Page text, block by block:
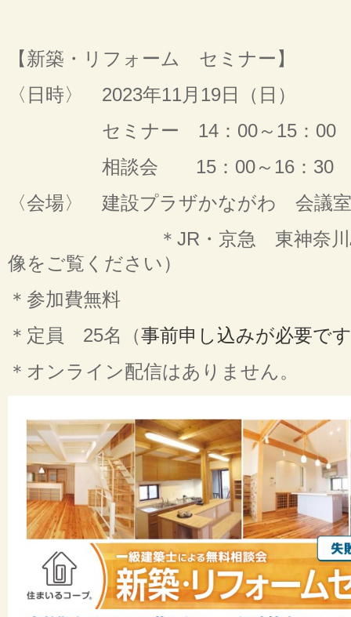
【新築・リフォーム セミナー】
〈日時〉 2023年11月19日（日）
セミナー 14：00～15：00
相談会 15：00～16：30
〈会場〉 建設プラザかながわ 会議室
＊JR・京急 東神奈川駅か
像をご覧ください）
＊参加費無料
＊定員 25名（事前申し込みが必要で
＊オンライン配信はありません。